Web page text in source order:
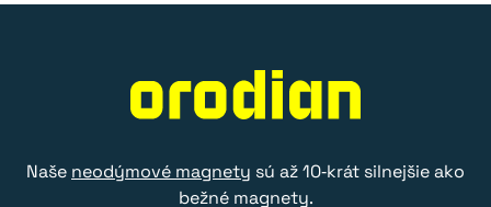
Naše neodýmové magnety sú až 10‑krát silnejšie ako
bežné magnety.